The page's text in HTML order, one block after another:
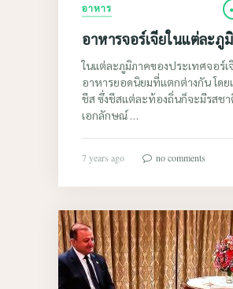
อาหาร
อาหารจอร์เจียในแต่ละภู
ในแต่ละภูมิภาคของประเทศจอร์เ
อาหารยอดนิยมที่แตกต่างกัน โดย
ชีส ซึ่งชีสแต่ละท้องถิ่นก็จะมีรสช
เอกลักษณ์ …
7 years ago no comments